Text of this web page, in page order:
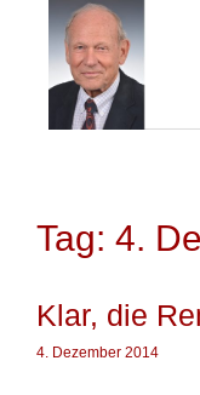
Tag: 4.
Klar, die
4. Dezember 2014